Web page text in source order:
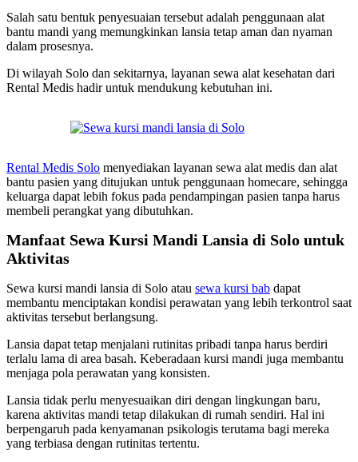
Salah satu bentuk penyesuaian tersebut adalah penggunaan alat
bantu mandi yang memungkinkan lansia tetap aman dan nyaman
dalam prosesnya.
Di wilayah Solo dan sekitarnya, layanan sewa alat kesehatan dari
Rental Medis hadir untuk mendukung kebutuhan ini.
Rental Medis Solo menyediakan layanan sewa alat medis dan alat
bantu pasien yang ditujukan untuk penggunaan homecare, sehingga
keluarga dapat lebih fokus pada pendampingan pasien tanpa harus
membeli perangkat yang dibutuhkan.
Manfaat Sewa Kursi Mandi Lansia di Solo untuk
Aktivitas
Sewa kursi mandi lansia di Solo atau sewa kursi bab dapat
membantu menciptakan kondisi perawatan yang lebih terkontrol saat
aktivitas tersebut berlangsung.
Lansia dapat tetap menjalani rutinitas pribadi tanpa harus berdiri
terlalu lama di area basah. Keberadaan kursi mandi juga membantu
menjaga pola perawatan yang konsisten.
Lansia tidak perlu menyesuaikan diri dengan lingkungan baru,
karena aktivitas mandi tetap dilakukan di rumah sendiri. Hal ini
berpengaruh pada kenyamanan psikologis terutama bagi mereka
yang terbiasa dengan rutinitas tertentu.